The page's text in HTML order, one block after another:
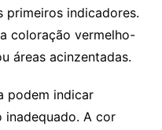
primeiros indicadores.
coloração vermelho-
áreas acinzentadas.
podem indicar
inadequado. A cor